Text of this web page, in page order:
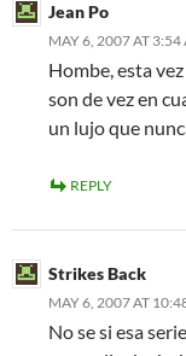
Jean Po
MAY 6, 2007 AT 3:54
Hombe, esta
son de vez en
un lujo que
REPLY
Strikes Back
MAY 6, 2007 AT
No se si esa